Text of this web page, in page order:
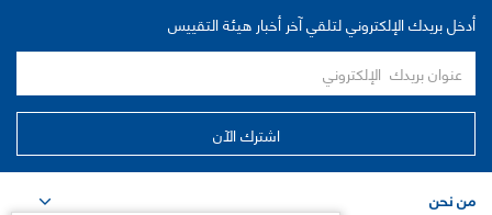
أدخل بريدك الإلكتروني لتلقي آخر أخبار هيئة التقييس
من نحن